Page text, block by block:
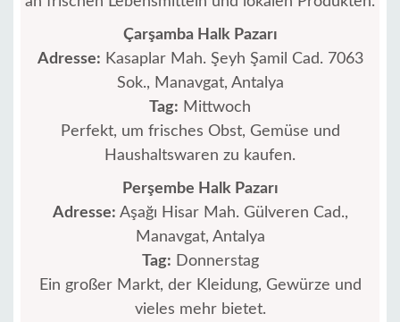
Çarşamba Halk Pazarı
Adresse: Kasaplar Mah. Şeyh Şamil Cad. 7063
Sok., Manavgat, Antalya
Tag: Mittwoch
Perfekt, um frisches Obst, Gemüse und
Haushaltswaren zu kaufen.
Perşembe Halk Pazarı
Adresse: Aşağı Hisar Mah. Gülveren Cad.,
Manavgat, Antalya
Tag: Donnerstag
Ein großer Markt, der Kleidung, Gewürze und
vieles mehr bietet.